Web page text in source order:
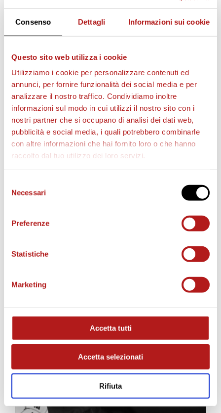
Consenso Dettagli Informazioni sui cookie
Questo sito web utilizza i cookie
Utilizziamo i cookie per personalizzare contenuti ed
annunci, per fornire funzionalità dei social media e per
analizzare il nostro traffico. Condividiamo inoltre
informazioni sul modo in cui utilizzi il nostro sito con i
nostri partner che si occupano di analisi dei dati web,
pubblicità e social media, i quali potrebbero combinarle
con altre informazioni che hai fornito loro o che hanno
raccolto dal tuo utilizzo dei loro servizi.
delNecessari
Preferenze
Statistiche
Marketing
Accetta tutti
Accetta selezionati
Rifiuta
BIGLIETTI
MATCH PROGRAM